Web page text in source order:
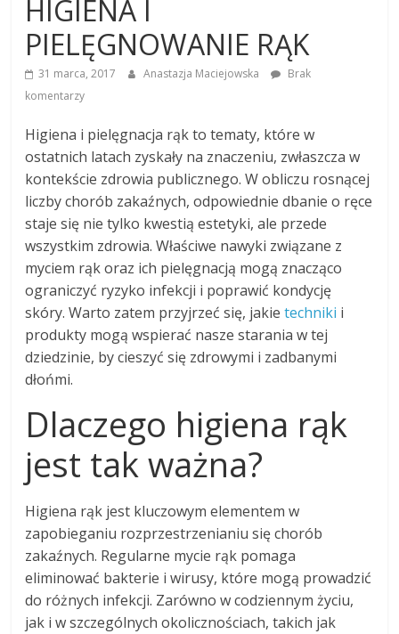
HIGIENA I
PIELĘGNOWANIE RĄK
31 marca, 2017 Anastazja Maciejowska
Brak
komentarzy
Higiena i pielęgnacja rąk to tematy, które w
ostatnich latach zyskały na znaczeniu, zwłaszcza w
kontekście zdrowia publicznego. W obliczu rosnącej
liczby chorób zakaźnych, odpowiednie dbanie o ręce
staje się nie tylko kwestią estetyki, ale przede
wszystkim zdrowia. Właściwe nawyki związane z
myciem rąk oraz ich pielęgnacją mogą znacząco
ograniczyć ryzyko infekcji i poprawić kondycję
skóry. Warto zatem przyjrzeć się, jakietechniki i
produkty mogą wspierać nasze starania w tej
dziedzinie, by cieszyć się zdrowymi i zadbanymi
dłońmi.
Dlaczego higiena rąk
jest tak ważna?
Higiena rąk jest kluczowym elementem w
zapobieganiu rozprzestrzenianiu się chorób
zakaźnych. Regularne mycie rąk pomaga
eliminować bakterie i wirusy, które mogą prowadzić
do różnych infekcji. Zarówno w codziennym życiu,
jak i w szczególnych okolicznościach, takich jak